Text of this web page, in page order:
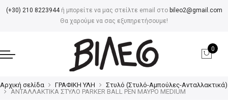
(+30) 210 8223944ή μπορείτε να μας στείλτε email στο bileo2@gmail.com
Θα χαρούμε να σας εξυπηρετήσουμε!
0
Αρχική σελίδα ΓΡΑΦΙΚΗ ΥΛΗ
Στυλό (Στυλό-Αμπούλες-Ανταλλακτικά)
ΑΝΤΑΛΛΑΚΤΙΚΑ ΣΤΥΛΟ PARKER BALL PEN ΜΑΥΡΟ MEDIUM